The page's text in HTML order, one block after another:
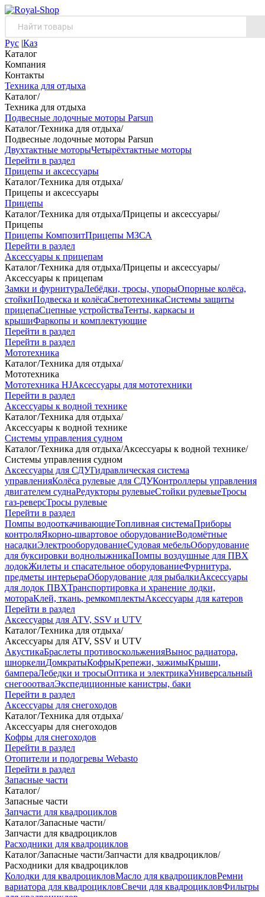
Рус |Қаз
Каталог
Компания
Контакты
Техника для отдыха
Каталог/
Техника для отдыха
Подвесные лодочные моторы Parsun
Каталог/Техника для отдыха/
Подвесные лодочные моторы Parsun
Двухтактные моторыЧетырёхтактные моторы
Перейти в раздел
Прицепы и аксессуары
Каталог/Техника для отдыха/
Прицепы и аксессуары
Прицепы
Каталог/Техника для отдыха/Прицепы и аксессуары/
Прицепы
Прицепы КомпозитПрицепы МЗСА
Перейти в раздел
Аксессуары к прицепам
Каталог/Техника для отдыха/Прицепы и аксессуары/
Аксессуары к прицепам
Замки и фурнитураЛебёдки, тросы, упорыОпорные колёса,
стойкиПодвеска и колёсаСветотехникаСистемы защиты
прицепаСцепные устройстваТенты, каркасы и
крышиФаркопы и комплектующие
Перейти в раздел
Перейти в раздел
Мототехника
Каталог/Техника для отдыха/
Мототехника
Мототехника HJАксессуары для мототехники
Перейти в раздел
Аксессуары к водной технике
Каталог/Техника для отдыха/
Аксессуары к водной технике
Системы управления судном
Каталог/Техника для отдыха/Аксессуары к водной технике/
Системы управления судном
Аксессуары для СДУГидравлическая система
управленияКолёса рулевые для СДУКонтроллеры управления
двигателем суднаРедукторы рулевыеСтойки рулевыеТросы
газ-реверсТросы рулевые
Перейти в раздел
Помпы водооткачивающиеТопливная системаПриборы
контроляЯкорно-швартовое оборудованиеВодомётные
насадкиЭлектрооборудованиеСудовая мебельОборудование
для буксировки воднолыжникаПомпы воздушные для ПВХ
лодокЖилеты и спасательное оборудованиеФурнитура,
предметы интерьераОборудование для рыбалкиАксессуары
для лодок ПВХТранспортировка и хранение лодки,
мотораКлей, ткань, ремкомплектыАксессуары для катеров
Перейти в раздел
Аксессуары для ATV, SSV и UTV
Каталог/Техника для отдыха/
Аксессуары для ATV, SSV и UTV
АкустикаБраслеты противоскольженияВынос радиатора,
шноркелиДомкратыКофрыКрепежи, зажимыКрыши,
бампераЛебедки и тросыОптика и электрикаУниверсальный
снегооотвалЭкспедиционные канистры, баки
Перейти в раздел
Аксессуары для снегоходов
Каталог/Техника для отдыха/
Аксессуары для снегоходов
Кофры для снегоходов
Перейти в раздел
Отопители и подогревы Webasto
Перейти в раздел
Запасные части
Каталог/
Запасные части
Запчасти для квадроциклов
Каталог/Запасные части/
Запчасти для квадроциклов
Расходники для квадроциклов
Каталог/Запасные части/Запчасти для квадроциклов/
Расходники для квадроциклов
Колодки для квадроцикловМасло для квадроцикловРемни
вариатора для квадроцикловСвечи для квадроцикловФильтры